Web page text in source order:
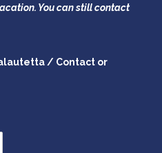
You can still contact
/ Contact or